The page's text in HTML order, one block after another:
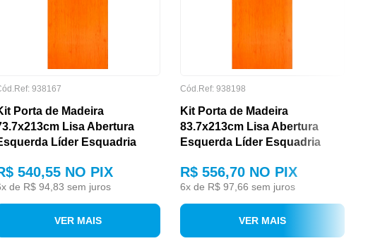
938167
Porta de Madeira
Lisa Abertura
Líder Esquadria
540,55 NO PIX
x de R$ 94,83 sem juros
VER MAIS
Cód.Ref: 938198
Kit Porta de Madeira
83.7x213cm Lisa Abertura
Esquerda Líder Esquadria
R$ 556,70 NO PIX
6x de R$ 97,66 sem juros
VER MAIS